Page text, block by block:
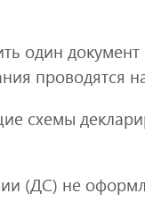
один
проводятся
схемы
(ДС) не